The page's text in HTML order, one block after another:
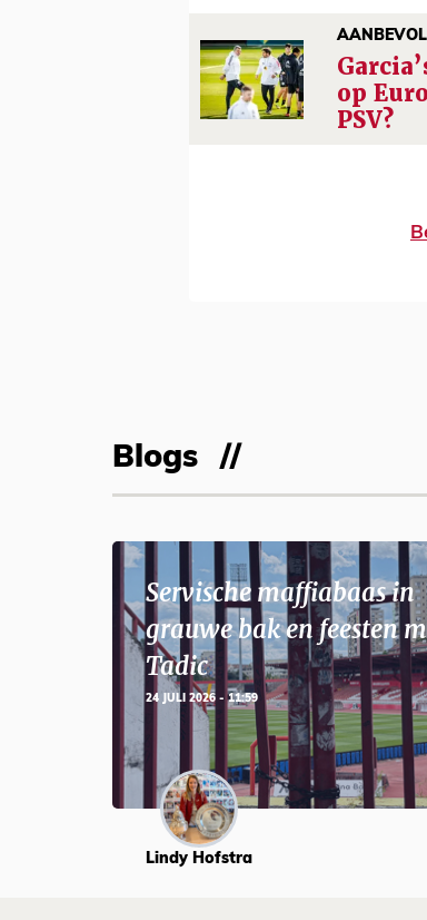
op
PSV?
Blogs
Servische maffiabaas in
grauwe bak en feesten
Tadic
24 JULI 2026 - 11:59
Lindy Hofstra